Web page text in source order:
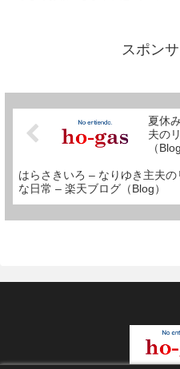
えば、「失業しなければ積極的に
はやってなかったぜ！」てなと
スポン
夏休
夫の
（
はらさきいろ – なりゆき主夫の
な日常 – 楽天ブログ（Blog）